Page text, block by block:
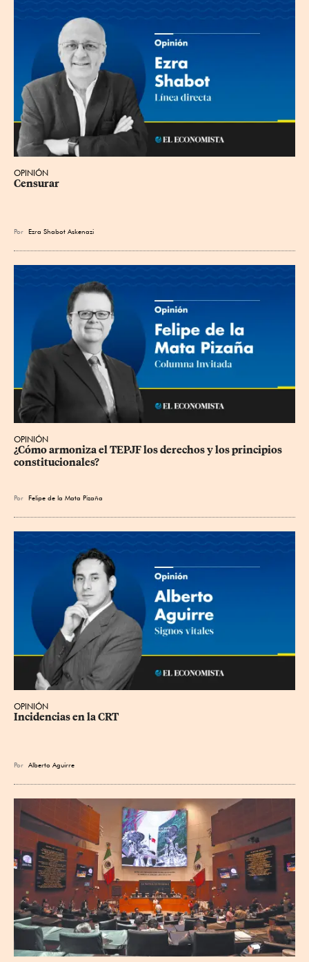
OPINIÓN
Censurar
Por Ezra Shabot Askenazi
OPINIÓN
¿Cómo armoniza el TEPJF los derechos y los principios
constitucionales?
Por Felipe de la Mata Pizaña
OPINIÓN
Incidencias en la CRT
Por Alberto Aguirre